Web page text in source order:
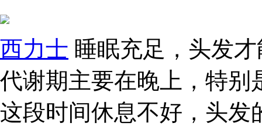
西力士 睡眠充足，头发
代谢期主要在晚上，特别
这段时间休息不好，头发